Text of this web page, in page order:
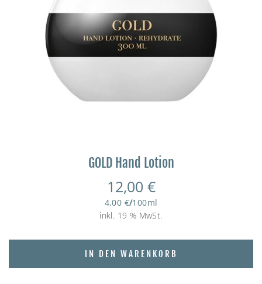
GOLD Hand Lotion
12,00 €
4,00 €/100ml
inkl. 19 % MwSt.
IN DEN WARENKORB